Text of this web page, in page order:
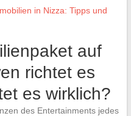
in Nizza: Tipps und
auf
richtet es
es wirklich?
des Entertainments jedes